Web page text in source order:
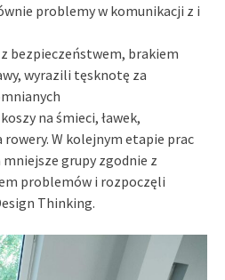
problemy w komunikacji z i
bezpieczeństwem, brakiem
wyrazili tęsknotę za
na śmieci, ławek,
W kolejnym etapie prac
grupy zgodnie z
problemów i rozpoczęli
Thinking.